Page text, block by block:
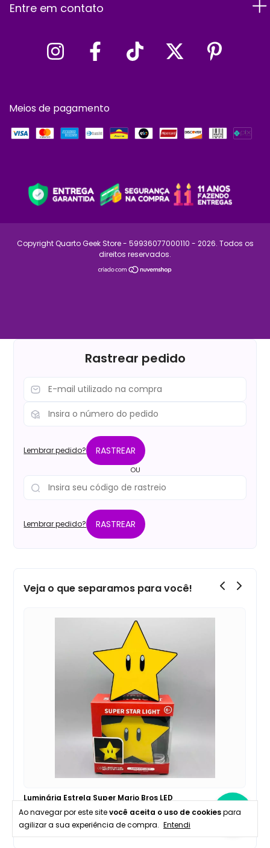
Ao navegar por este sitevocê aceita o uso de cookiespara
agilizar a sua experiência de compra. Entendi
Entre em contato
Meios de pagamento
Copyright Quarto Geek Store - 59936077000110 - 2026. Todos os
direitos reservados.
Rastrear pedido
Lembrar pedido? RASTREAR
OU
Lembrar pedido? RASTREAR
Veja o que separamos para você!
Luminária Tetris Montável LED
R$ 331,90 R$ 521,90